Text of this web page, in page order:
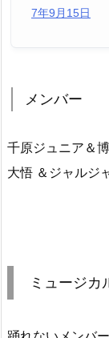
7年9月15日
メンバー
千原ジュニア＆
大悟 ＆ジャルジ
ミュージカ